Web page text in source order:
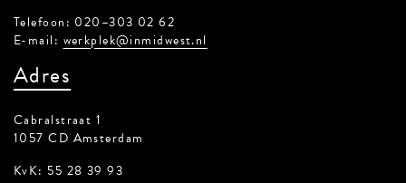
Telefoon: 020–303 02 62
E-mail: werkplek@inmidwest.nl
Adres
Cabralstraat 1
1057 CD Amsterdam
KvK: 55 28 39 93